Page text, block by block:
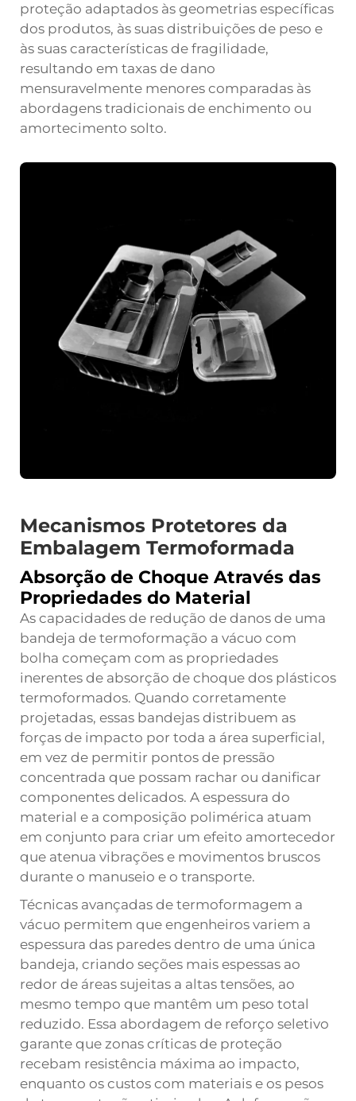
proteção adaptados às geometrias específicas
dos produtos, às suas distribuições de peso e
às suas características de fragilidade,
resultando em taxas de dano
mensuravelmente menores comparadas às
abordagens tradicionais de enchimento ou
amortecimento solto.
Mecanismos Protetores da
Embalagem Termoformada
Absorção de Choque Através das
Propriedades do Material
As capacidades de redução de danos de uma
bandeja de termoformação a vácuo com
bolha começam com as propriedades
inerentes de absorção de choque dos plásticos
termoformados. Quando corretamente
projetadas, essas bandejas distribuem as
forças de impacto por toda a área superficial,
em vez de permitir pontos de pressão
concentrada que possam rachar ou danificar
componentes delicados. A espessura do
material e a composição polimérica atuam
em conjunto para criar um efeito amortecedor
que atenua vibrações e movimentos bruscos
durante o manuseio e o transporte.
Técnicas avançadas de termoformagem a
vácuo permitem que engenheiros variem a
espessura das paredes dentro de uma única
bandeja, criando seções mais espessas ao
redor de áreas sujeitas a altas tensões, ao
mesmo tempo que mantêm um peso total
reduzido. Essa abordagem de reforço seletivo
garante que zonas críticas de proteção
recebam resistência máxima ao impacto,
enquanto os custos com materiais e os pesos